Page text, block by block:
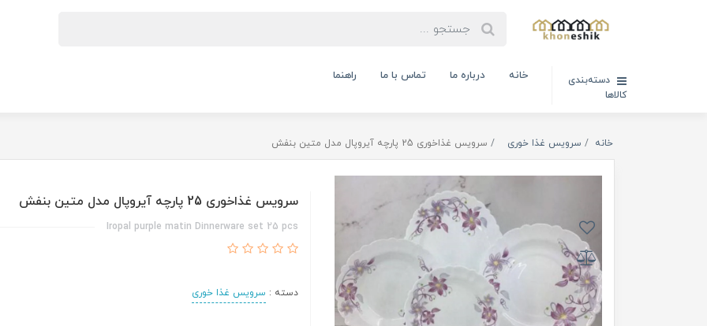
دسته‌بندی
کالاها
خانه درباره ما تماس با ما راهنما
خانه سرویس غذا خوری سرویس غذاخوری 25 پارچه آیروپال مدل متین بنفش
سرویس غذاخوری 25 پارچه آیروپال مدل متین بنفش
Iropal purple matin Dinnerware set 25 pcs
دسته : سرویس غذا خوری